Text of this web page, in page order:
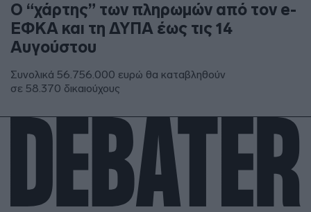
Ο “χάρτης” των πληρωμών από τον e-
ΕΦΚΑ και τη ΔΥΠΑ έως τις 14
Αυγούστου
Συνολικά 56.756.000 ευρώ θα καταβληθούν
σε 58.370 δικαιούχους